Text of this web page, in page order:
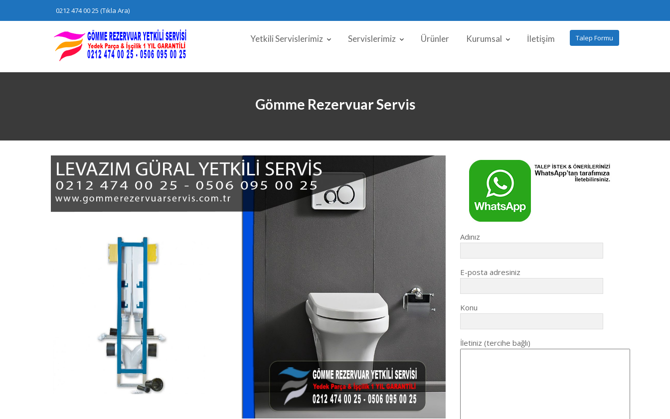
0212 474 00 25 (Tıkla Ara)
Talep Formu
Yetkili Servislerimiz Servislerimiz Ürünler Kurumsal İletişim
Gömme Rezervuar Servis
Adınız
E-posta adresiniz
Konu
İletiniz (tercihe bağlı)